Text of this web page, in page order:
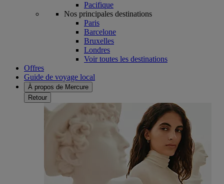
Pacifique
Nos principales destinations
Paris
Barcelone
Bruxelles
Londres
Voir toutes les destinations
Offres
Guide de voyage local
À propos de Mercure
Retour